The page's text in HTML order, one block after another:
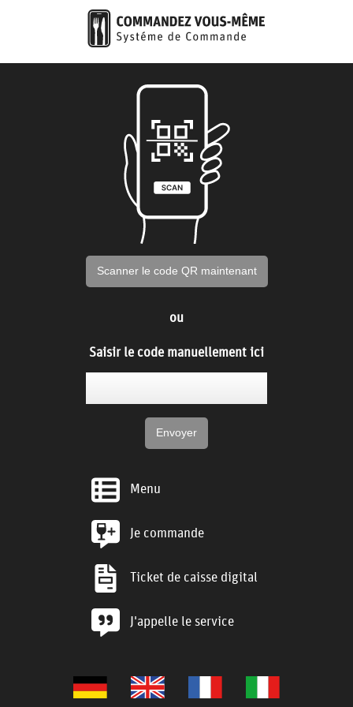
Scanner le code QR maintenant
ou
Saisir le code manuellement ici
Menu
Je commande
Ticket de caisse digital
J'appelle le service